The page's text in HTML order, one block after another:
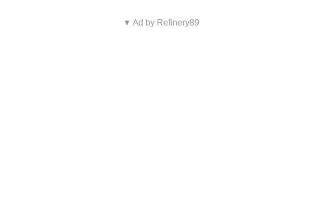
▼ Ad by Refinery89